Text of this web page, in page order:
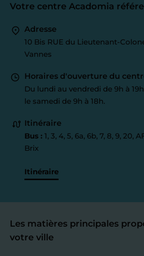
Votre centre Acadomia
Adresse
10 Bis RUE du Lieutenant-
Vannes
Horaires d'ouverture du
Du lundi au vendredi de 9h à 19h
le samedi de 9h à 18h.
Itinéraire
Bus : 1, 3, 4, 5, 6a, 6b, 7, 8, 9, 20,
Brix
Itinéraire
Les matières principales
votre ville